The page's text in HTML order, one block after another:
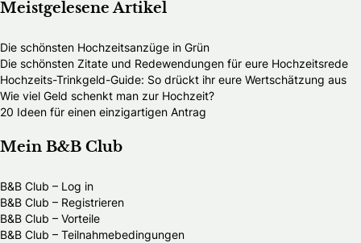
Meistgelesene Artikel
Die schönsten Hochzeitsanzüge in Grün
Die schönsten Zitate und Redewendungen für eure Hochzeitsrede
Hochzeits-Trinkgeld-Guide: So drückt ihr eure Wertschätzung aus
Wie viel Geld schenkt man zur Hochzeit?
20 Ideen für einen einzigartigen Antrag
Mein B&B Club
B&B Club – Log in
B&B Club – Registrieren
B&B Club – Vorteile
B&B Club – Teilnahmebedingungen